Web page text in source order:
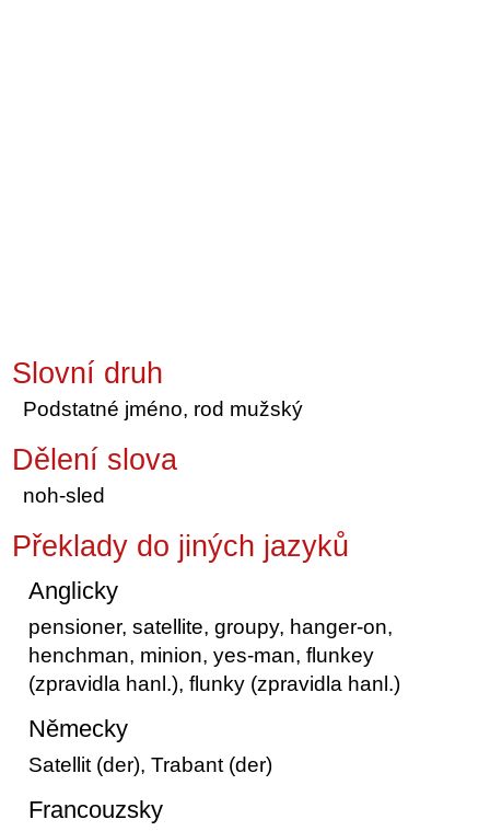
Slovní druh
Podstatné jméno, rod mužský
Dělení slova
noh-sled
Překlady do jiných jazyků
Anglicky
pensioner, satellite, groupy, hanger-on,
henchman, minion, yes-man, flunkey
(zpravidla hanl.), flunky (zpravidla hanl.)
Německy
Satellit (der), Trabant (der)
Francouzsky